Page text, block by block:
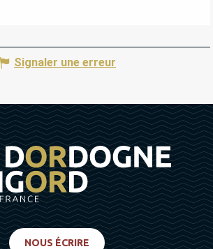
Signaler une erreur
NOUS ÉCRIRE